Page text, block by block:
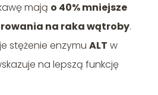
mają o 40% mniejsze
na raka wątroby.
stężenie enzymu ALT w
na lepszą funkcję